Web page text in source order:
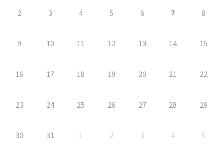
2 3 4 5 6 7 8
9 10 11 12 13 14 15
16 17 18 19 20 21 22
23 24 25 26 27 28 29
30 31 1 2 3 4 5